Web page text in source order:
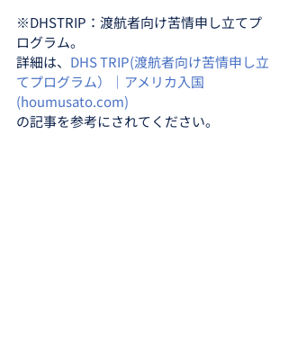
※DHSTRIP：渡航者向け苦情申し立てプ
ログラム。
詳細は、 DHS TRIP(渡航者向け苦情申し立
てプログラム）｜アメリカ入国
(houmusato.com)
の記事を参考にされてください。